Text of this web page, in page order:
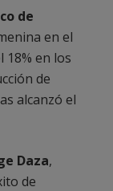
de
en el
18% en los
de
alcanzó el
Daza,
de